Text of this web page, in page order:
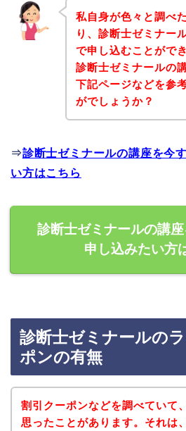
私自身が色々と調べ
り、診断士ゼミナー
で申し込むことがで
診断士ゼミナールの
下記ページなどを参
がでしょうか？
⇒診断士ゼミナールの講座を今
い方はこちら
診断士ゼミナールの講
申し込みたい方
診断士ゼミナールの
ポンの有無
割引クーポンなどを調べていて
思ったことがあります。それは